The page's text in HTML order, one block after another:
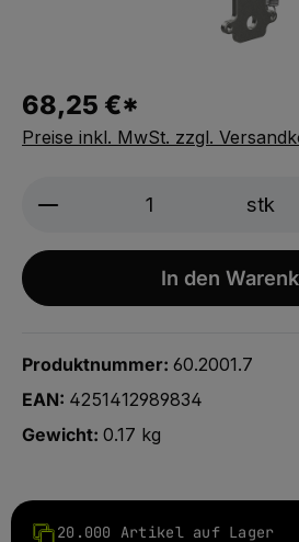
68,25 €*
Preise inkl. MwSt. zzgl.
Produkt Anzahl: Gib
stk
In den
Produktnummer: 60.2001.7
EAN: 4251412989834
Gewicht: 0.17 kg
20.000 Artikel auf Lager